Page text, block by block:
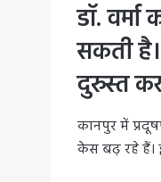
डॉ.
सकती
दुरुस्त
कानपुर में
केस बढ़ रहे हैं।